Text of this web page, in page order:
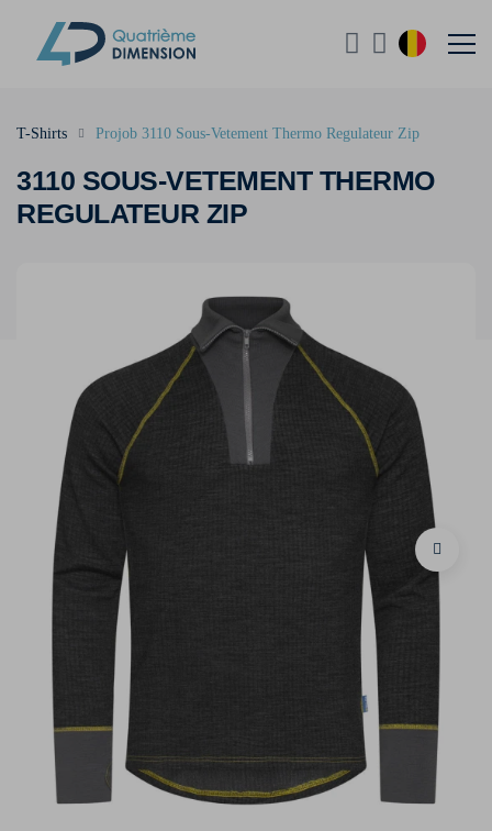
3110 SOUS-VETEMENT THERMO
REGULATEUR ZIP
T-Shirts Projob 3110 Sous-Vetement Thermo Regulateur Zip